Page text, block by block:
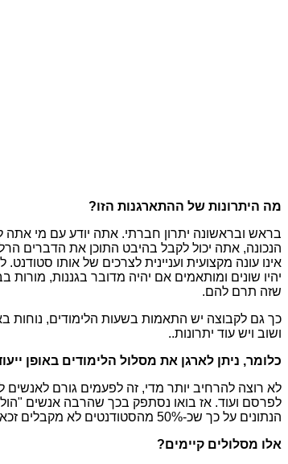
מה היתרונות של ההתארגנות הזו?
בראש ובראשונה יתרון חברתי. אתה יודע עם מי אתה
הנכונה, אתה יכול לקבל בהיבט התוכן את הדברים
אינו עונה מקצועית ועניינית לצרכים של אותו
יהיו שונים ומותאמים אם יהיה מדובר בגננות, מורות
שזה תרם להם.
כך גם לקבוצה יש התאמות בשעות הלימודים, נוחות
ושוב ויש עוד יתרונות..
כלומר, ניתן לארגן את מסלול הלימודים באופן
לא רוצה להרחיב יותר מדי, זה לפעמים גורם
לפרסם ועוד. אז בואו נסתפק בכך שהרבה אנשים
הנתונים על כך שכ-50% מהסטודנטים לא מקבלים זכאות לתואר בסיום הלימודים שלהם מעידה על הדבר המדהים של ללמוד בקבוצה.
אלו מסלולים קיימים?